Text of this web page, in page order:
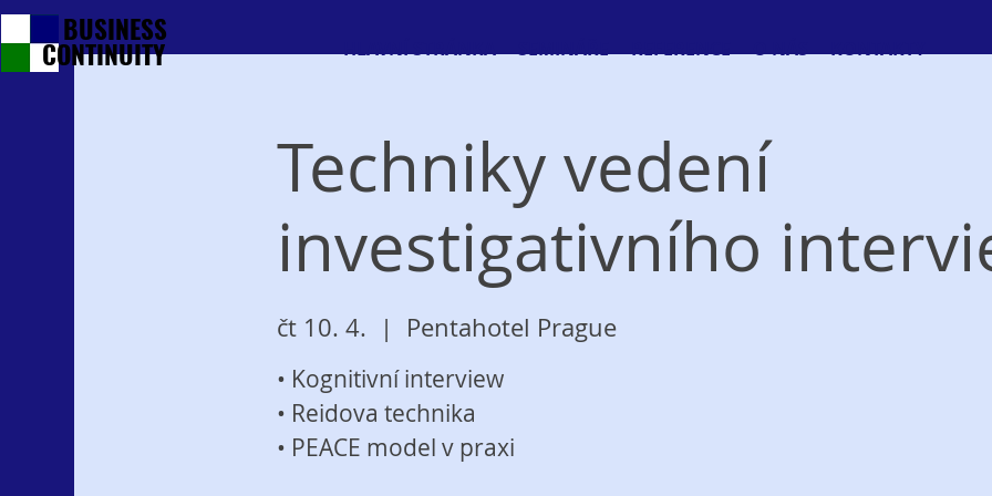
BUSINESS
HLAVNÍ STRÁNKA SEMINÁŘE REFERENCE O NÁS KONTAKTY
CONTINUITY
Techniky vedení
investigativního
čt 10. 4.
  |
Pentahotel Prague
• Kognitivní interview
• Reidova technika